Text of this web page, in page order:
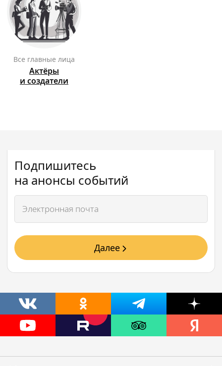
Все главные лица
Актёры
и создатели
Подпишитесь
на анонсы событий
Далее